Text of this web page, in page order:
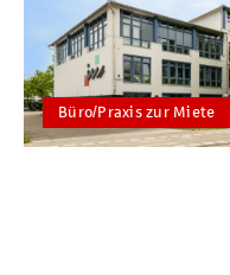
Büro/Praxis zur Miete